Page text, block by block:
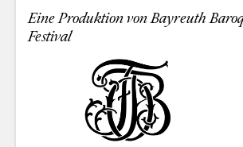
Eine Produktion von Bayreuth
Festival